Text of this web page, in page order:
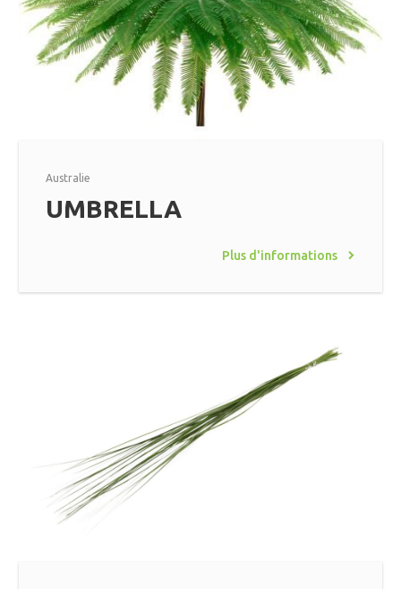
Australie
UMBRELLA
Plus d'informations